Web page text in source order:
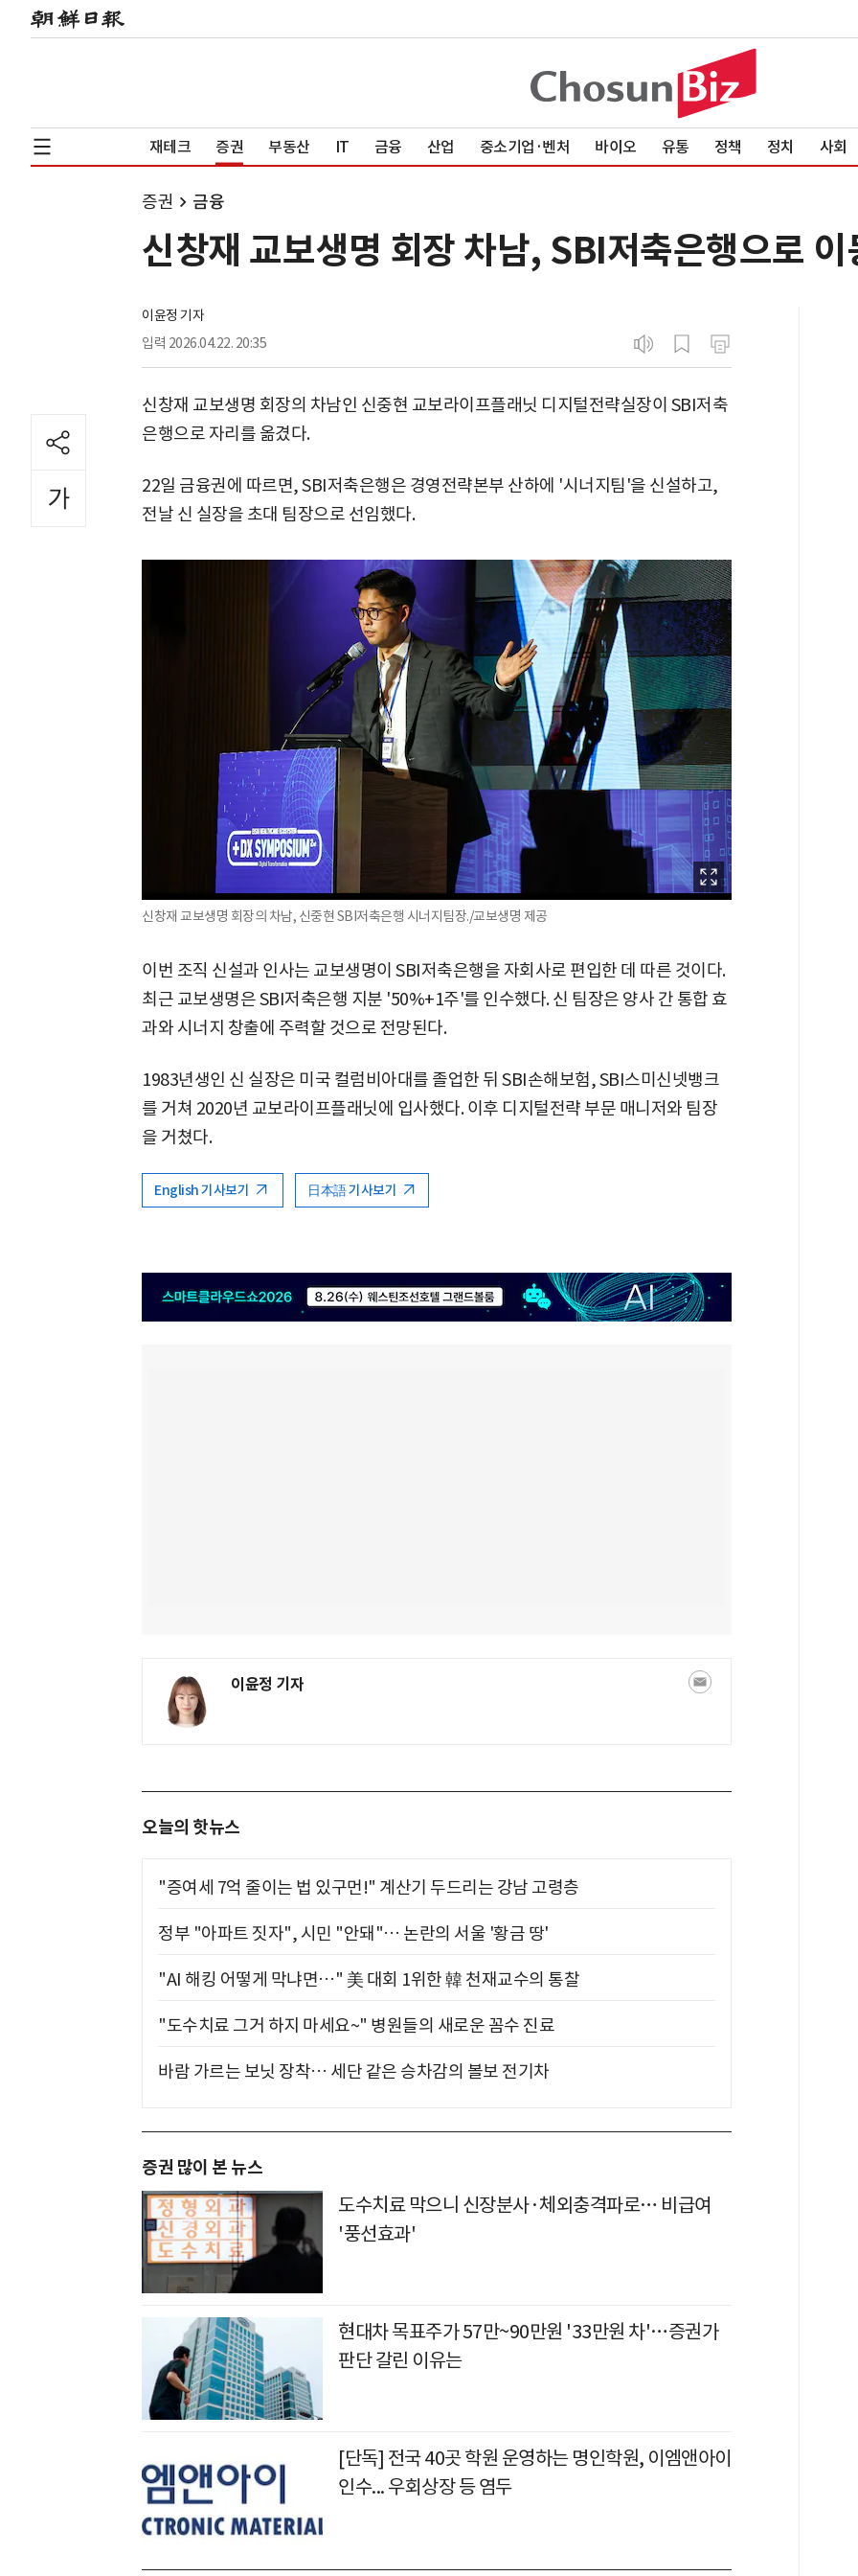
재테크 증권 부동산 IT 금융 산업 중소기업·벤처 바이오 유통 정책 정치 사회
증권 금융
신창재 교보생명 회장 차남, SBI저축은행으로 이
이윤정 기자
입력 2026.04.22. 20:35
신창재 교보생명 회장의 차남인 신중현 교보라이프플래닛 디지털전략실장이 SBI저축
은행으로 자리를 옮겼다.
22일 금융권에 따르면, SBI저축은행은 경영전략본부 산하에 '시너지팀'을 신설하고,
전날 신 실장을 초대 팀장으로 선임했다.
신창재 교보생명 회장의 차남, 신중현 SBI저축은행 시너지팀장./교보생명 제공
이번 조직 신설과 인사는 교보생명이 SBI저축은행을 자회사로 편입한 데 따른 것이다.
최근 교보생명은 SBI저축은행 지분 '50%+1주'를 인수했다. 신 팀장은 양사 간 통합 효
과와 시너지 창출에 주력할 것으로 전망된다.
1983년생인 신 실장은 미국 컬럼비아대를 졸업한 뒤 SBI손해보험, SBI스미신넷뱅크
를 거쳐 2020년 교보라이프플래닛에 입사했다. 이후 디지털전략 부문 매니저와 팀장
을 거쳤다.
English 기사보기 日本語 기사보기
이윤정 기자
오늘의 핫뉴스
"증여세 7억 줄이는 법 있구먼!" 계산기 두드리는 강남 고령층
정부 "아파트 짓자", 시민 "안돼"… 논란의 서울 '황금 땅'
"AI 해킹 어떻게 막냐면…" 美 대회 1위한 韓 천재교수의 통찰
"도수치료 그거 하지 마세요~" 병원들의 새로운 꼼수 진료
바람 가르는 보닛 장착… 세단 같은 승차감의 볼보 전기차
증권 많이 본 뉴스
도수치료 막으니 신장분사·체외충격파로… 비급여
'풍선효과'
현대차 목표주가 57만~90만원 '33만원 차'…증권가
판단 갈린 이유는
[단독] 전국 40곳 학원 운영하는 명인학원, 이엠앤아이
인수... 우회상장 등 염두